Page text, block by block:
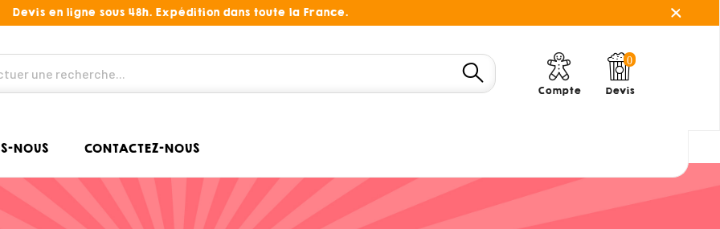
Devis en ligne sous 48h. Expédition dans toute la France.
Compte
0
Devis
NOUS CONTACTEZ-NOUS